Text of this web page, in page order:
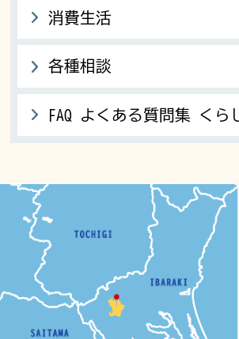
消費生活
各種相談
FAQ よくある質問集 くら